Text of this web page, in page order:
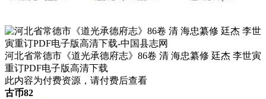
河北省常德市《道光承德府志》86卷 清 海忠纂修 廷杰 李世寅
重订PDF电子版高清下载
此内容为付费资源，请付费后查看
古币82